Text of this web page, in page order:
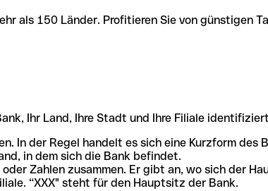
als 150 Länder. Profitieren Sie von günstigen
Ihr Land, Ihre Stadt und Ihre Filiale
In der Regel handelt es sich eine Kurzform des
in dem sich die Bank befindet.
Zahlen zusammen. Er gibt an, wo sich der
“XXX" steht für den Hauptsitz der Bank.